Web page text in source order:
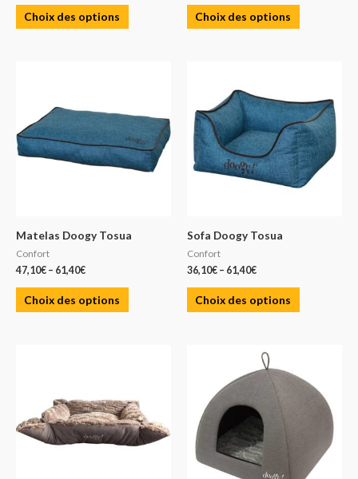
Choix des options Choix des options
Matelas Doogy Tosua
Confort
47,10€ – 61,40€
Choix des options
Sofa Doogy Tosua
Confort
36,10€ – 61,40€
Choix des options